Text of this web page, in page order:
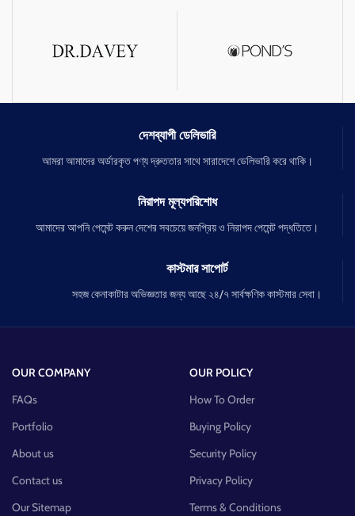
দেশব্যাপী ডেলিভারি
আমরা আমাদের অর্ডারকৃত পণ্য দ্রুততার সাথে সারাদেশে ডেলিভারি করে থাকি।
নিরাপদ মূল্যপরিশোধ
আমাদের আপনি পেমেন্ট করুন দেশের সবচেয়ে জনপ্রিয় ও নিরাপদ পেমেন্ট পদ্ধতিতে।
কাস্টমার সাপোর্ট
সহজ কেনাকাটার অভিজ্ঞতার জন্য আছে ২৪/৭ সার্বক্ষণিক কাস্টমার সেবা।
OUR COMPANY
FAQs
Portfolio
About us
Contact us
Our Sitemap
OUR POLICY
How To Order
Buying Policy
Security Policy
Privacy Policy
Terms & Conditions